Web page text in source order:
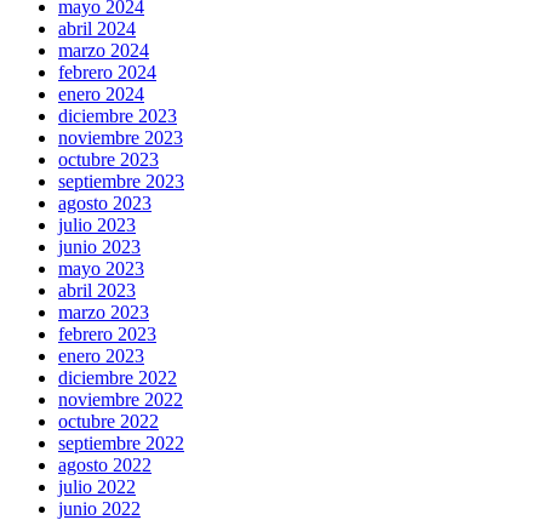
mayo 2024
abril 2024
marzo 2024
febrero 2024
enero 2024
diciembre 2023
noviembre 2023
octubre 2023
septiembre 2023
agosto 2023
julio 2023
junio 2023
mayo 2023
abril 2023
marzo 2023
febrero 2023
enero 2023
diciembre 2022
noviembre 2022
octubre 2022
septiembre 2022
agosto 2022
julio 2022
junio 2022